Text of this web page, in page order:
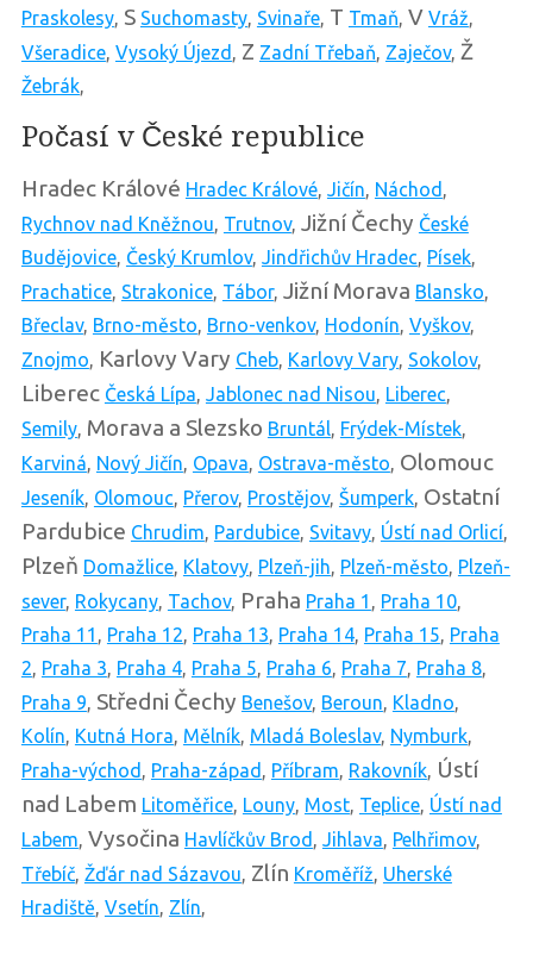
Praskolesy, S Suchomasty, Svinaře, T Tmaň, V Vráž,
Všeradice, Vysoký Újezd , Z Zadní Třebaň, Zaječov, Ž
Žebrák,
Počasí v České republice
Hradec Králové Hradec Králové, Jičín, Náchod ,
Rychnov nad Kněžnou, Trutnov, Jižní Čechy České
Budějovice, Český Krumlov, Jindřichův Hradec, Písek,
Prachatice, Strakonice, Tábor, Jižní Morava Blansko,
Břeclav, Brno-město, Brno-venkov, Hodonín, Vyškov,
Znojmo, Karlovy Vary Cheb, Karlovy Vary, Sokolov,
Liberec Česká Lípa, Jablonec nad Nisou, Liberec,
Semily, Morava a Slezsko Bruntál, Frýdek-Místek,
Karviná, Nový Jičín, Opava, Ostrava-město, Olomouc
Jeseník, Olomouc, Přerov, Prostějov, Šumperk, Ostatní
Pardubice Chrudim, Pardubice, Svitavy, Ústí nad Orlicí,
Plzeň Domažlice, Klatovy, Plzeň-jih, Plzeň-město, Plzeň-
sever, Rokycany, Tachov, Praha Praha 1 , Praha 10,
Praha 11 , Praha 12, Praha 13, Praha 14, Praha 15, Praha
2, Praha 3, Praha 4, Praha 5, Praha 6, Praha 7, Praha 8,
Praha 9, Středni Čechy Benešov, Beroun, Kladno,
Kolín, Kutná Hora, Mělník, Mladá Boleslav, Nymburk,
Praha-východ , Praha-západ , Příbram, Rakovník, Ústí
nad Labem Litoměřice, Louny, Most, Teplice, Ústí nad
Labem, Vysočina Havlíčkův Brod , Jihlava, Pelhřimov,
Třebíč, Žďár nad Sázavou, Zlín Kroměříž, Uherské
Hradiště, Vsetín, Zlín,